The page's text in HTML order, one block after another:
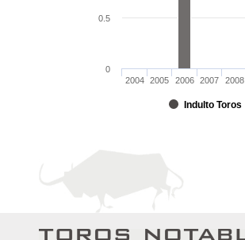
Indulto Toros
2004 2005 2006 2007 2008
0
0.5